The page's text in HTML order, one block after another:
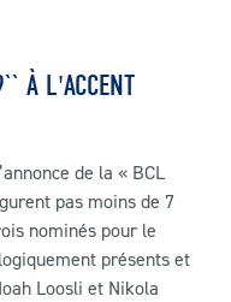
À L'ACCENT
de la « BCL
pas moins de 7
nominés pour le
présents et
Loosli et Nikola